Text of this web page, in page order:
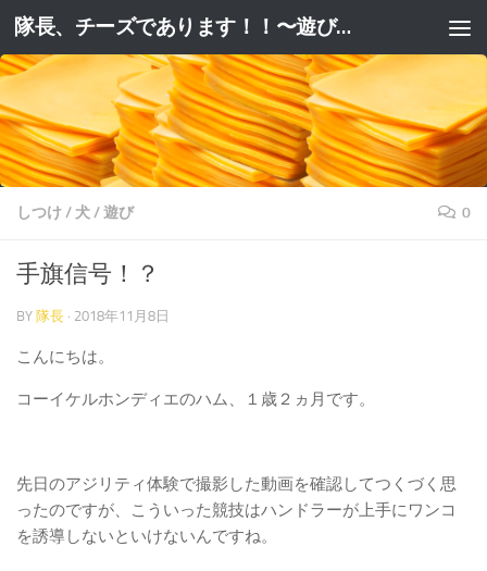
コンテンツへスキップ 隊長、チーズであります！！〜遊びと躾と妄想と。〜
しつけ/ 犬/遊び 0
手旗信号！？
BY 隊長 · 2018年11月8日
こんにちは。
コーイケルホンディエのハム、１歳２ヵ月です。
先日のアジリティ体験で撮影した動画を確認してつくづく思
ったのですが、こういった競技はハンドラーが上手にワンコ
を誘導しないといけないんですね。